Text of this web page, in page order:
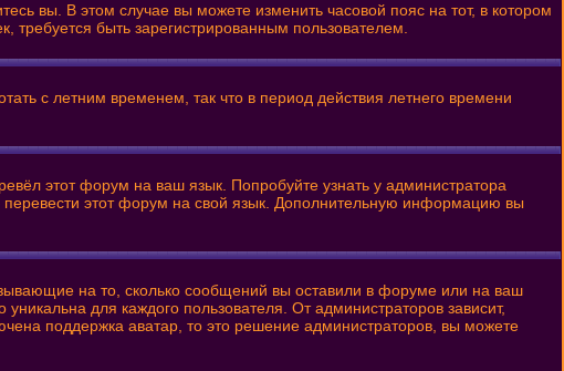
вы. В этом случае вы можете изменить часовой пояс на тот, в котором
требуется быть зарегистрированным пользователем.
с летним временем, так что в период действия летнего времени
этот форум на ваш язык. Попробуйте узнать у администратора
этот форум на свой язык. Дополнительную информацию вы
на то, сколько сообщений вы оставили в форуме или на ваш
для каждого пользователя. От администраторов зависит,
поддержка аватар, то это решение администраторов, вы можете